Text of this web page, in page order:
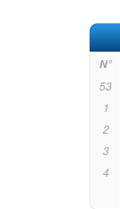
N°
53
1
2
3
4